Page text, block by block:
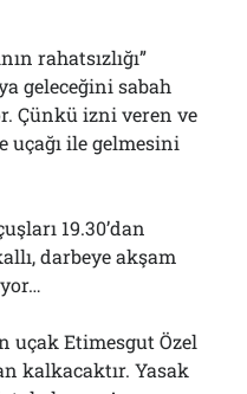
rahatsızlığı”
geleceğini sabah
Çünkü izni veren ve
uçağı ile gelmesini
19.30’dan
darbeye akşam
uçak Etimesgut Özel
kalkacaktır. Yasak